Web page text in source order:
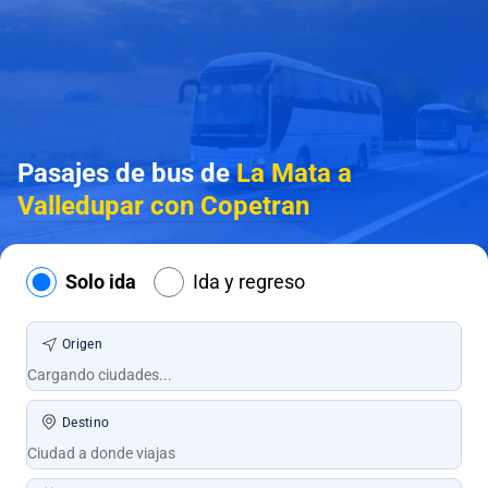
Pasajes de bus deLa Mata a
Valledupar con Copetran
Solo ida Ida y regreso
Origen
Destino